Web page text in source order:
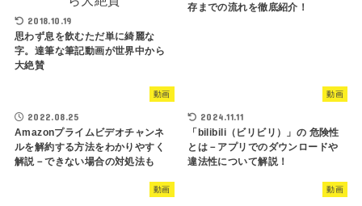
2018.10.19
思わず息を飲むただ単に綺麗な
字。達筆な筆記動画が世界中から
大絶賛
存までの流れを徹底紹介！
動画
2022.08.25
Amazonプライムビデオチャンネ
ルを解約する方法をわかりやすく
解説－できない場合の対処法も
動画
2024.11.11
「bilibili（ビリビリ）」の 危険性
とは－アプリでのダウンロードや
違法性について解説！
動画 動画